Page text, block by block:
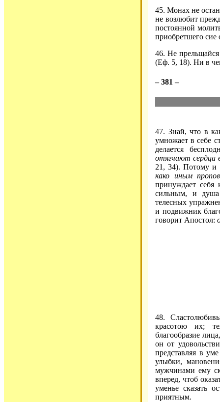
45. Монах не
не возлюбит
постоянной
приобретшего сие
46. Не
(Еф. 5, 18). Ни в
– 381 –
47. Знай, что в
умножает в себе
делается
отягчают сердца
21, 34). Потому и
како иным
принуждает себя
сильным, и душа
телесных
и подвижник
говорит Апостол:
48.
красотою их;
благообразие
он от
представляя в
улыбки,
мужчинами ему
вперед, чтоб
уменье сказать
приятным.